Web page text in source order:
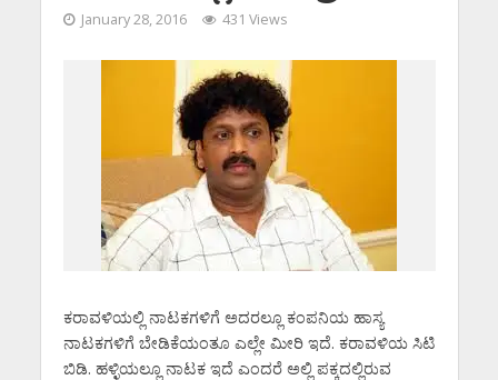
January 28, 2016 431 Views
ಕರಾವಳಿಯಲ್ಲಿ ನಾಟಕಗಳಿಗೆ ಅದರಲ್ಲೂ ಕಂಪನಿಯ ಹಾಸ್ಯ
ನಾಟಕಗಳಿಗೆ ಬೇಡಿಕೆಯಂತೂ ಎಲ್ಲೇ ಮೀರಿ ಇದೆ. ಕರಾವಳಿಯ ಸಿಟಿ
ಬಿಡಿ. ಹಳ್ಳಿಯಲ್ಲೂ ನಾಟಕ ಇದೆ ಎಂದರೆ ಅಲ್ಲಿ ಪಕ್ಕದಲ್ಲಿರುವ